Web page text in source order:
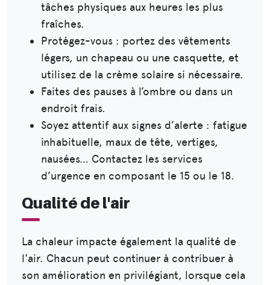
tâches physiques aux heures les plus
fraîches.
Protégez-vous : portez des vêtements
légers, un chapeau ou une casquette, et
utilisez de la crème solaire si nécessaire.
Faites des pauses à l’ombre ou dans un
endroit frais.
Soyez attentif aux signes d’alerte : fatigue
inhabituelle, maux de tête, vertiges,
nausées… Contactez les services
d’urgence en composant le 15 ou le 18.
Qualité de l'air
La chaleur impacte également la qualité de
l'air. Chacun peut continuer à contribuer à
son amélioration en privilégiant, lorsque cela